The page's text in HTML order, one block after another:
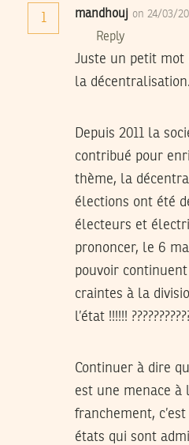
1 mandhouj on 24/03/
Reply
Juste un petit mot
la
Depuis 2011 la
contribué pour
thème, la
élections ont été
électeurs et
prononcer, le 6
pouvoir
craintes à la
l’état !!!!!!
Continuer à dire
est une menace à
franchement,
états qui sont